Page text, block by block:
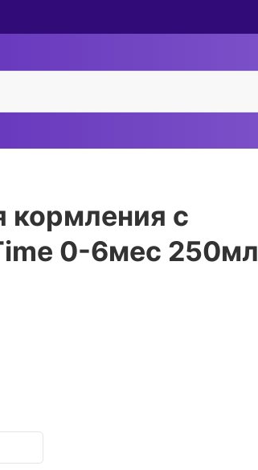
кормления с
0-6мес 250мл